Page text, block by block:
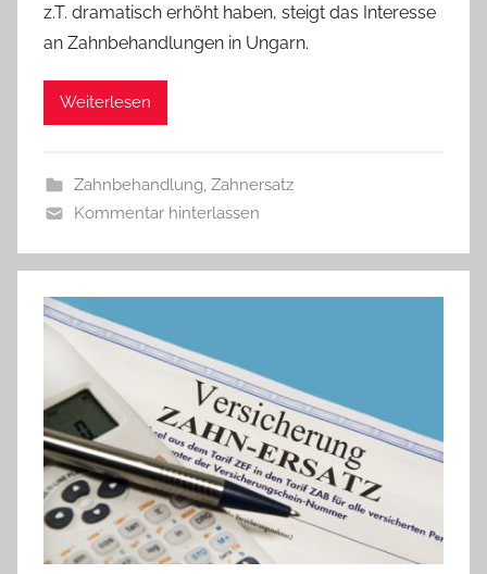
z.T. dramatisch erhöht haben, steigt das Interesse
an Zahnbehandlungen in Ungarn.
Weiterlesen
Zahnbehandlung, Zahnersatz
Kommentar hinterlassen